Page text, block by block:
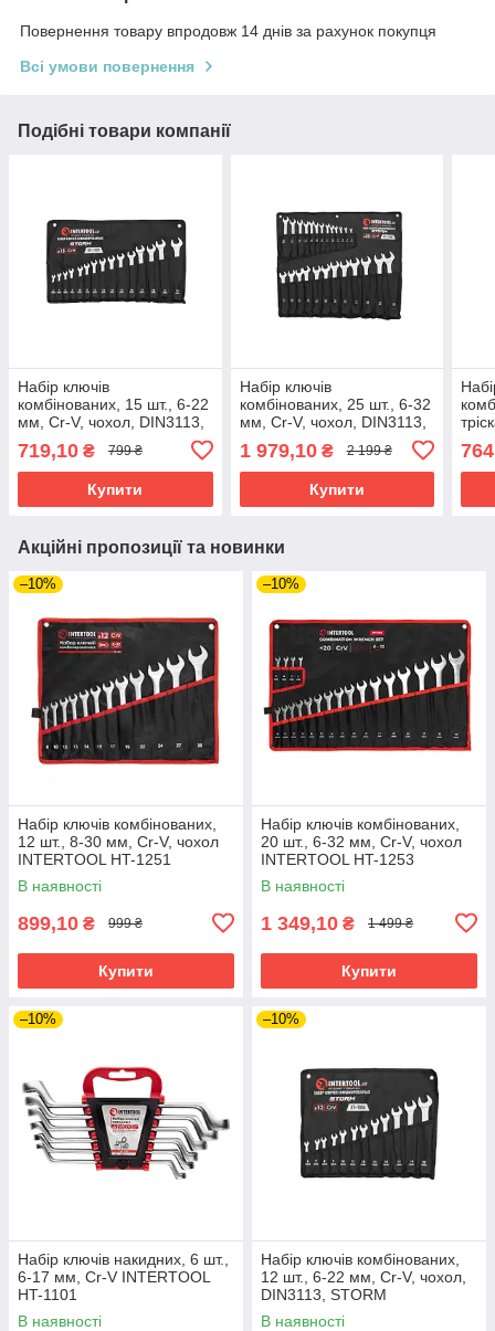
Повернення товару впродовж 14 днів за рахунок покупця
Всі умови повернення
Подібні товари компанії
Набір ключів
комбінованих, 15 шт., 6-22
мм, Cr-V, чохол, DIN3113,
STORM INTERTOOL XT-
1005
719,10 ₴ 799 ₴
Купити
Набір ключів
комбінованих, 25 шт., 6-32
мм, Cr-V, чохол, DIN3113,
STORM INTERTOOL XT-
1000
1 979,10₴ 2 199 ₴
Купити
Акційні пропозиції та новинки
–10%
Набір ключів комбінованих,
12 шт., 8-30 мм, Cr-V, чохол
INTERTOOL HT-1251
В наявності
899,10 ₴ 999 ₴
Купити
–10%
Набір ключів комбінованих,
20 шт., 6-32 мм, Cr-V, чохол
INTERTOOL HT-1253
В наявності
1 349,10 ₴ 1 499 ₴
Купити
–10%
Набір ключів накидних, 6 шт.,
6-17 мм, Cr-V INTERTOOL
HT-1101
В наявності
–10%
Набір ключів комбінованих,
12 шт., 6-22 мм, Cr-V, чохол,
DIN3113, STORM
INTERTOOL XT-1004
В наявності